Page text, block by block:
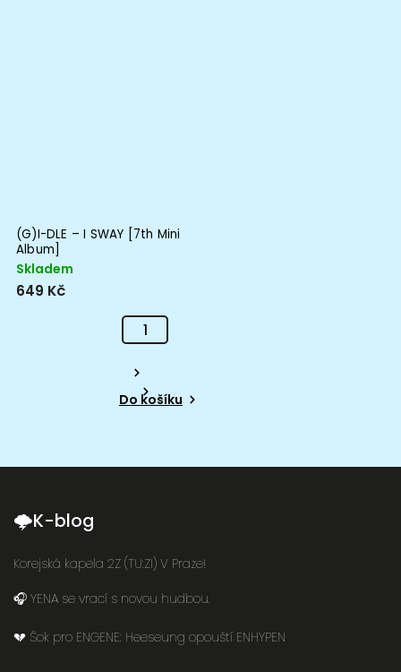
(G)I-DLE – I SWAY [7th Mini
Album]
Skladem
649 Kč
Do košíku
🌩K-blog
Korejská kapela 2Z (TU:ZI) V Praze!
🎧 YENA se vrací s novou hudbou.
💔 Šok pro ENGENE: Heeseung opouští ENHYPEN